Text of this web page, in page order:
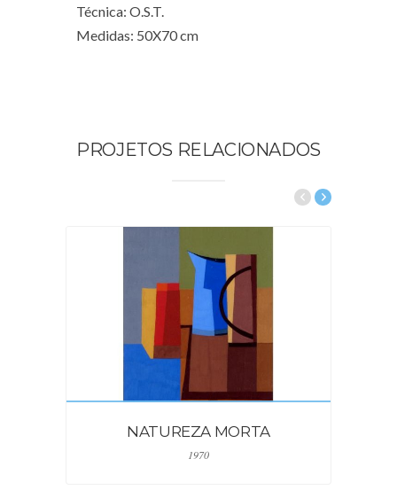
Técnica: O.S.T.
Medidas: 50X70 cm
PROJETOS RELACIONADOS
NATUREZA MORTA
1970